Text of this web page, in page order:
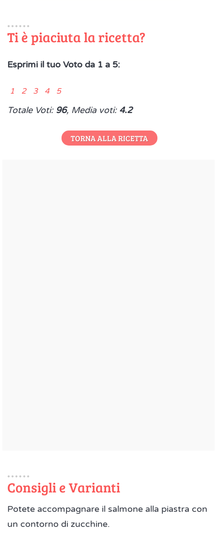
Ti è piaciuta la ricetta?
Esprimi il tuo Voto da 1 a 5:
1 2 3 4 5
Totale Voti: 96, Media voti: 4.2
TORNA ALLA RICETTA
Consigli e Varianti
Potete accompagnare il salmone alla piastra con
un contorno di zucchine.